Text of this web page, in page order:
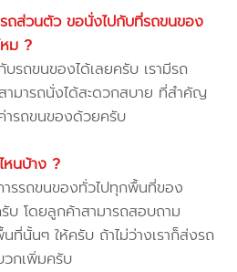
ถส่วนตัว ขอนั่งไปกับที่รถขนของ
หม ?
รถขนของได้เลยครับ เรามีรถ
ามารถนั่งได้สะดวกสบาย ที่สำคัญ
ารถขนของด้วยครับ
หนบ้าง ?
ารรถขนของทั่วไปทุกพื้นที่ของ
บ โดยลูกค้าสามารถสอบถาม
นที่นั้นๆ ให้ครับ ถ้าไม่ว่างเราก็ส่งรถ
วกเพิ่มครับ